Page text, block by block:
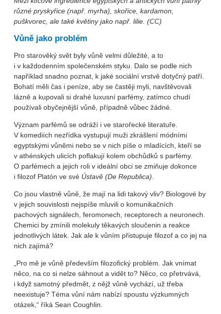
různé pryskyřice (např. myrha), skořice, kardamon,
puškvorec, ale také květiny jako např. lilie. (CC)
Vůně jako problém
Pro starověký svět byly vůně velmi důležité, a to
i v každodenním společenském styku. Dalo se podle nich
například snadno poznat, k jaké sociální vrstvě dotyčný patří.
Bohatí měli čas i peníze, aby se častěji myli, navštěvovali
lázně a kupovali si drahé luxusní parfémy, zatímco chudí
používali obyčejnější vůně, případně vůbec žádné.
Význam parfémů se odráží i ve starořecké literatuře.
V komediích nezřídka vystupují muži zkrášlení módními
egyptskými vůněmi nebo se v nich píše o mladících, kteří se
v athénských ulicích poflakují kolem obchůdků s parfémy.
O parfémech a jejich roli v ideální obci se zmiňuje dokonce
i filozof Platón ve své Ústavě (De Republica)
Co jsou vlastně vůně, že mají na lidi takový vliv? Biologové by
v jejich souvislosti nejspíše mluvili o komunikačních
pachových signálech, feromonech, receptorech a neuronech.
Chemici by zmínili molekuly těkavých sloučenin a reakce
jednotlivých látek. Jak ale k vůním přistupuje filozof a co jej na
nich zajímá?
„Pro mě je vůně především filozofický problém. Jak vnímat
něco, na co si nelze sáhnout a vidět to? Něco, co přetrvává,
i když samotný předmět, z nějž vůně vychází, už třeba
neexistuje? Téma vůní nám nabízí spoustu výzkumných
otázek,“ říká Sean Coughlin.